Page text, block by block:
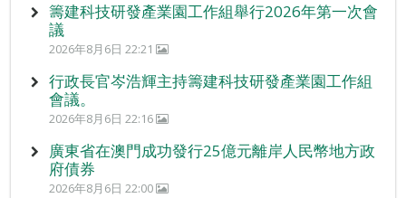
籌建科技研發產業園工作組舉行2026年第一次會
議
2026年8月6日 22:21
行政長官岑浩輝主持籌建科技研發產業園工作組
會議。
2026年8月6日 22:16
廣東省在澳門成功發行25億元離岸人民幣地方政
府債券
2026年8月6日 22:00